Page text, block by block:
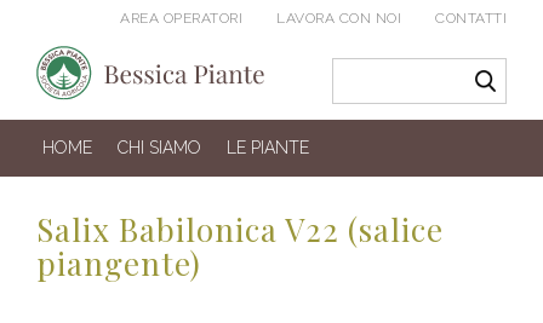
AREA OPERATORI LAVORA CON NOI CONTATTI
HOME CHI SIAMO LE PIANTE
Salix Babilonica V22 (salice
piangente)